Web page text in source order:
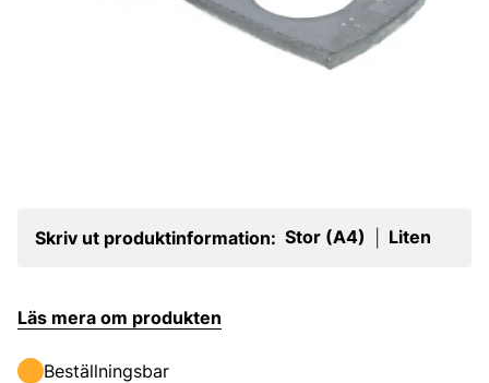
Skriv ut produktinformation: Stor (A4) Liten
Läs mera om produkten
Beställningsbar